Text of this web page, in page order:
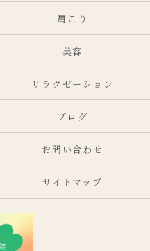
肩こり
美容
リラクゼーション
ブログ
お問い合わせ
サイトマップ